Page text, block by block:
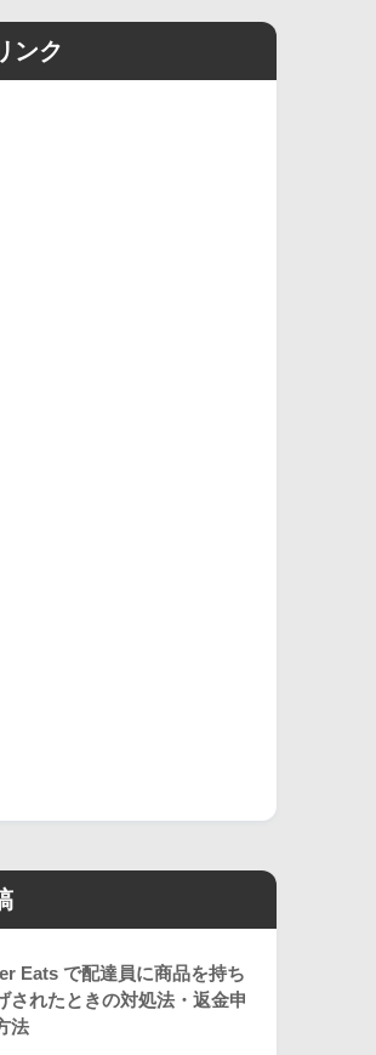
ンク
Eats で配達員に商品を持ち
されたときの対処法・返金申
法